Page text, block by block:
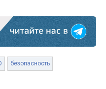
безопасность